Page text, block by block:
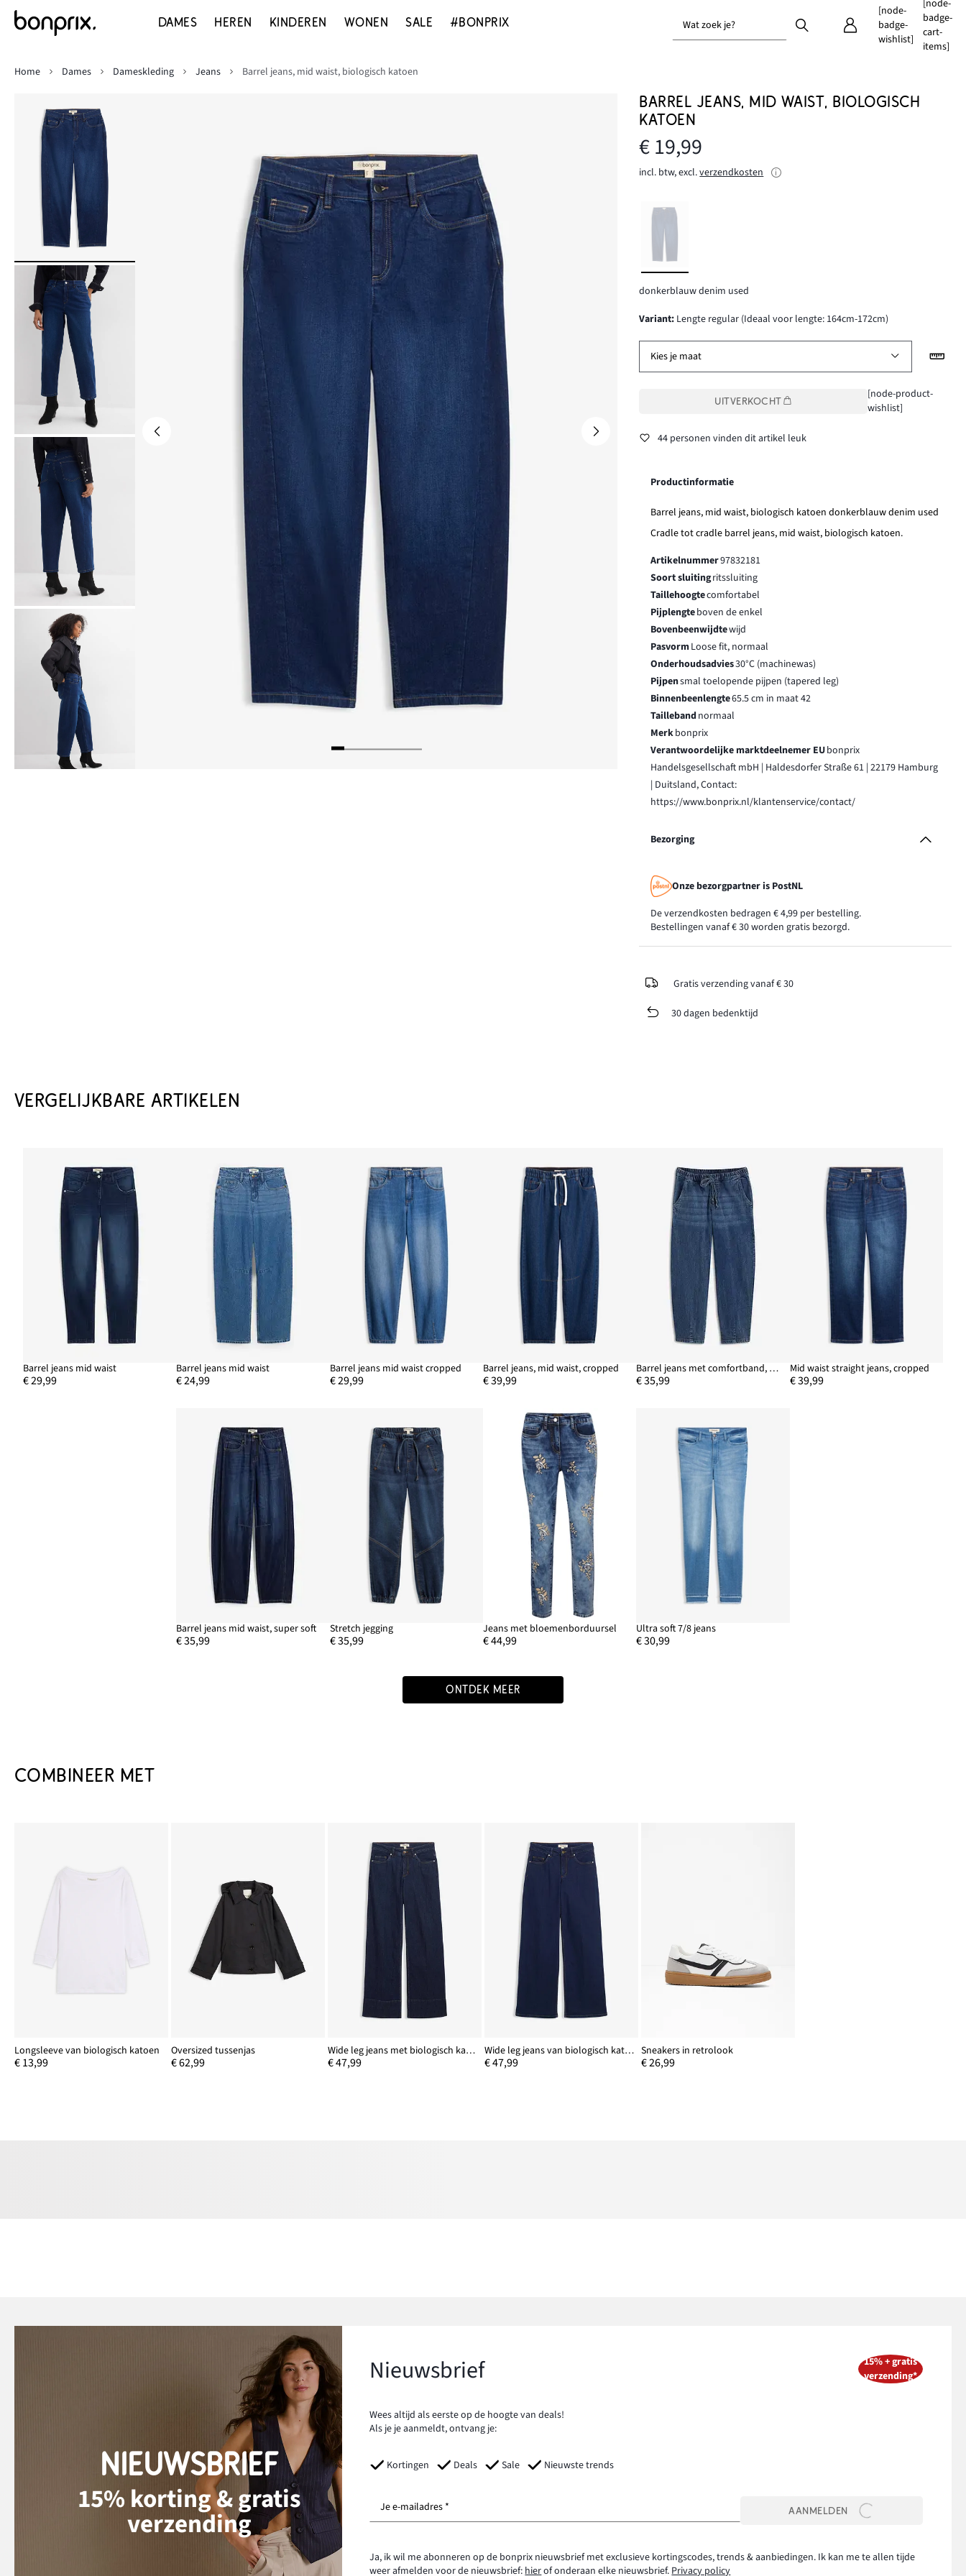
DAMES HEREN KINDEREN WONEN SALE #BONPRIX Wat zoek je?
[node-
badge-
wishlist]
[node-
badge-
cart-
items]
Home
Dames Dameskleding Jeans Barrel jeans, mid waist, biologisch katoen
BARREL JEANS, MID WAIST, BIOLOGISCH
KATOEN
€ 19,99
incl. btw, excl.verzendkosten
donkerblauw denim used
Variant: Lengte regular (Ideaal voor lengte: 164cm-172cm)
Kies je maat
UITVERKOCHT
[node-product-
wishlist]
44 personen vinden dit artikel leuk
Productinformatie
Barrel jeans, mid waist, biologisch katoen donkerblauw denim used
Cradle tot cradle barrel jeans, mid waist, biologisch katoen.
Artikelnummer97832181
Soort sluitingritssluiting
Taillehoogtecomfortabel
Pijplengteboven de enkel
Bovenbeenwijdtewijd
PasvormLoose fit, normaal
Onderhoudsadvies30°C (machinewas)
Pijpensmal toelopende pijpen (tapered leg)
Binnenbeenlengte65.5 cm in maat 42
Taillebandnormaal
Merkbonprix
Verantwoordelijke marktdeelnemer EUbonprix
Handelsgesellschaft mbH | Haldesdorfer Straße 61 | 22179 Hamburg
| Duitsland, Contact:
https://www.bonprix.nl/klantenservice/contact/
Bezorging
Onze bezorgpartner is PostNL
De verzendkosten bedragen € 4,99 per bestelling.
Bestellingen vanaf € 30 worden gratis bezorgd.
Gratis verzending vanaf € 30
30 dagen bedenktijd
VERGELIJKBARE ARTIKELEN
Barrel jeans mid waist
€ 29,99
Barrel jeans mid waist
€ 24,99
Barrel jeans mid waist cropped
€ 29,99
Barrel jeans, mid waist, cropped
€ 39,99
Barrel jeans met comfortband, mid waist
€ 35,99
Mid waist straight jeans, cropped
€ 39,99
Barrel jeans mid waist, super soft
€ 35,99
Stretch jegging
€ 35,99
Jeans met bloemenborduursel
€ 44,99
Ultra soft 7/8 jeans
€ 30,99
ONTDEK MEER
COMBINEER MET
Longsleeve van biologisch katoen
€ 13,99
Oversized tussenjas
€ 62,99
Wide leg jeans met biologisch katoen, mid waist
€ 47,99
Wide leg jeans van biologisch katoen, mid waist
€ 47,99
Sneakers in retrolook
€ 26,99
NIEUWSBRIEF
15% korting & gratis
verzending
Nieuwsbrief
Wees altijd als eerste op de hoogte van deals!
Als je je aanmeldt, ontvang je:
Kortingen Deals Sale Nieuwste trends
15% + gratis
verzending*
Je e-mailadres * AANMELDEN
Ja, ik wil me abonneren op de bonprix nieuwsbrief met exclusieve kortingscodes, trends & aanbiedingen. Ik kan me te allen tijde
weer afmelden voor de nieuwsbrief:hierof onderaan elke nieuwsbrief.Privacy policy